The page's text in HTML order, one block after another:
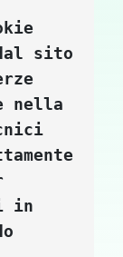
sito
nella
in